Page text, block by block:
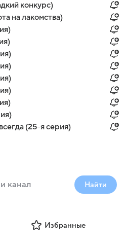
конкурс)
на лакомства)
(25-я серия)
Найти
Избранные